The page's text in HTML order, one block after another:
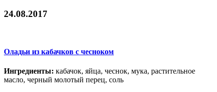
24.08.2017
Оладьи из кабачков с чесноком
Ингредиенты: кабачок, яйца, чеснок, мука, растительное
масло, черный молотый перец, соль